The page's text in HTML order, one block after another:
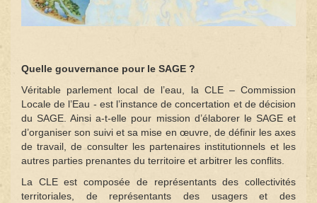
Quelle gouvernance pour le SAGE ?
Véritable parlement local de l’eau, la CLE – Commission
Locale de l’Eau - est l’instance de concertation et de décision
du SAGE. Ainsi a-t-elle pour mission d’élaborer le SAGE et
d’organiser son suivi et sa mise en œuvre, de définir les axes
de travail, de consulter les partenaires institutionnels et les
autres parties prenantes du territoire et arbitrer les conflits.
La CLE est composée de représentants des collectivités
territoriales, de représentants des usagers et des